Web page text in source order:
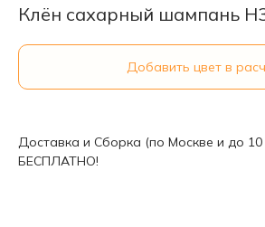
Клён сахарный шампань
Добавить цвет в
Доставка и Сборка (по Москве и до
БЕСПЛАТНО!